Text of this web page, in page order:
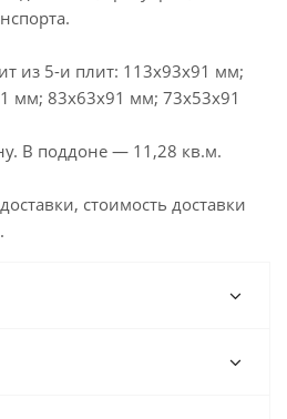
из 5-и плит: 113х93х91 мм;
мм; 83х63х91 мм; 73х53х91
В поддоне — 11,28 кв.м.
стоимость доставки